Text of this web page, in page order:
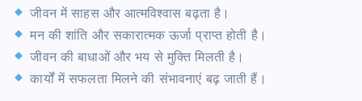
जीवन में साहस और आत्मविश्वास बढ़ता है।
मन की शांति और सकारात्मक ऊर्जा प्राप्त होती है।
जीवन की बाधाओं और भय से मुक्ति मिलती है।
कार्यों में सफलता मिलने की संभावनाएं बढ़ जाती हैं।